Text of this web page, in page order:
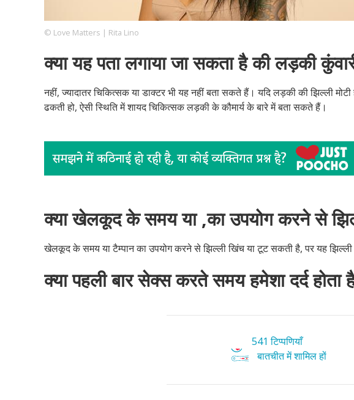
Footer
Company
हमारे सिद्धांत Just Poocho संपर्क करें
© Love Matters | Rita Lino
क्या यह पता लगाया जा सकता है की लड़की
नहीं, ज्यादातर चिकित्सक या डाक्टर भी यह नहीं बता सकते हैं। यदि लड़की की झिल्ली
ढकती हो, ऐसी स्थिति में शायद चिकित्सक लड़की के कौमार्य के बारे में बता सकते हैं।
क्या खेलकूद के समय या ,का उपयोग करने से
खेलकूद के समय या टैम्पान का उपयोग करने से झिल्ली खिंच या टूट सकती है, पर यह झिल्ली
क्या पहली बार सेक्स करते समय हमेशा दर्द होता
541 टिप्पणियाँ
बातचीत में शामिल हों